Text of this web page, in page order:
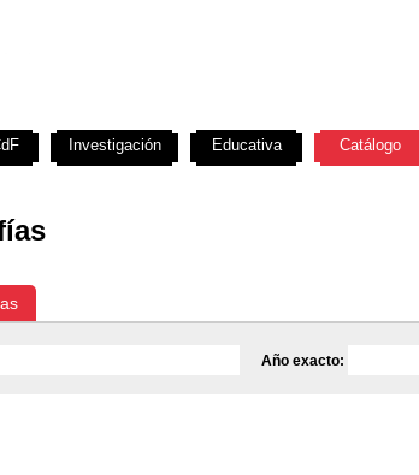
Año exacto:
Investigación Educativa Catálogo